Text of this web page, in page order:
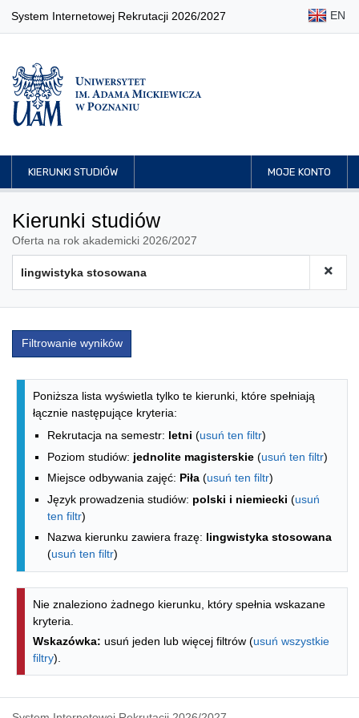
System Internetowej Rekrutacji 2026/2027 EN
KIERUNKI STUDIÓW MOJE KONTO
Kierunki studiów
Oferta na rok akademicki 2026/2027
Filtrowanie wyników
Lista kierunków - spis według
Poniższa lista wyświetla tylko te kierunki, które spełniają
łącznie następujące kryteria:
Rekrutacja na semestr: letni (usuń ten filtr)
Poziom studiów: jednolite magisterskie (usuń ten filtr)
Miejsce odbywania zajęć: Piła (usuń ten filtr)
Język prowadzenia studiów: polski i niemiecki (usuń
ten filtr)
Nazwa kierunku zawiera frazę: lingwistyka stosowana
(usuń ten filtr)
Nie znaleziono żadnego kierunku, który spełnia wskazane
kryteria.
Wskazówka: usuń jeden lub więcej filtrów (usuń wszystkie
filtry).